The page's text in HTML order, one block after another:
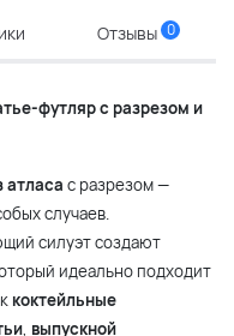
Отзывы 0
футляр с разрезом и
атласа с разрезом —
случаев.
силуэт создают
идеально подходит
коктейльные
, выпускной